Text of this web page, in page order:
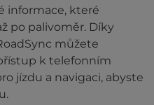
informace, které
po palivoměr. Díky
můžete
k telefonním
jízdu a navigaci, abyste